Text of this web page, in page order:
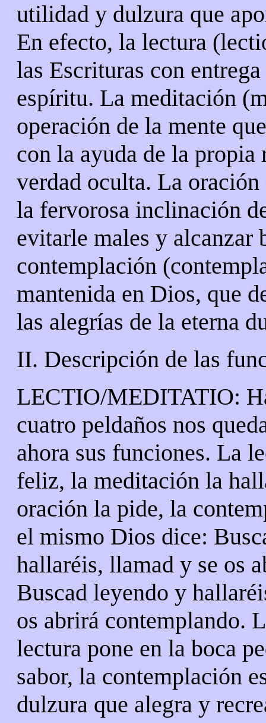
utilidad y dulzura que
En efecto, la lectura
las Escrituras con entrega
espíritu. La meditación
operación de la mente
con la ayuda de la
verdad oculta. La
la fervorosa inclinación
evitarle males y alcanzar
contemplación
mantenida en Dios, que
las alegrías de la eterna
II. Descripción de las
LECTIO/MEDITATIO:
cuatro peldaños nos
ahora sus funciones. La
feliz, la meditación la
oración la pide, la
el mismo Dios dice:
hallaréis, llamad y se os
Buscad leyendo y
os abrirá contemplando.
lectura pone en la boca
sabor, la contemplación
dulzura que alegra y